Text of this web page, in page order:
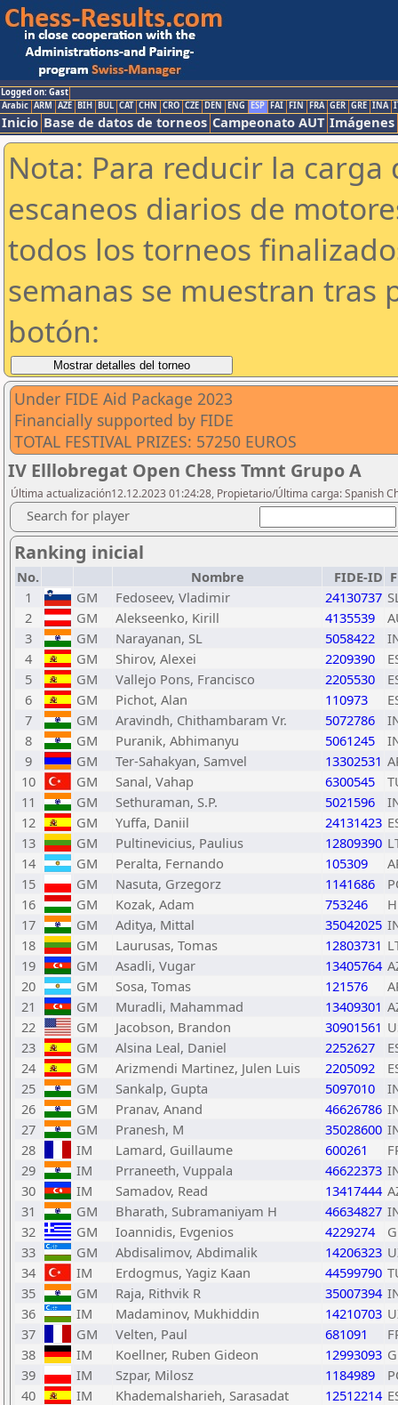
Logged on: Gast
Arabic ARM AZE BIH BUL CAT CHN CRO CZE DEN ENG ESP FAI FIN FRA GER GRE INA
Inicio Base de datos de torneos Campeonato AUT Imágenes
Nota: Para reducir la
escaneos diarios de
todos los torneos
semanas se muestran tras
botón:
Under FIDE Aid Package 2023
Financially supported by FIDE
TOTAL FESTIVAL PRIZES: 57250 EUROS
IV Elllobregat Open Chess Tmnt Grupo A
Última actualización12.12.2023 01:24:28, Propietario/Última carga: Spanish
Search for player
Ranking inicial
No. Nombre FIDE-ID
1
GM Fedoseev, Vladimir 24130737
2
GM Alekseenko, Kirill 4135539
3
GM Narayanan, SL 5058422
4
GM Shirov, Alexei 2209390
5
GM Vallejo Pons, Francisco 2205530
6
GM Pichot, Alan 110973
7
GM Aravindh, Chithambaram Vr. 5072786
8
GM Puranik, Abhimanyu 5061245
9
GM Ter-Sahakyan, Samvel 13302531
10
GM Sanal, Vahap 6300545
11
GM Sethuraman, S.P. 5021596
12
GM Yuffa, Daniil 24131423
13
GM Pultinevicius, Paulius 12809390
14
GM Peralta, Fernando 105309
15
GM Nasuta, Grzegorz 1141686
16
GM Kozak, Adam 753246
17
GM Aditya, Mittal 35042025
18
GM Laurusas, Tomas 12803731
19
GM Asadli, Vugar 13405764
20
GM Sosa, Tomas 121576
21
GM Muradli, Mahammad 13409301
22
GM Jacobson, Brandon 30901561
23
GM Alsina Leal, Daniel 2252627
24
GM Arizmendi Martinez, Julen Luis 2205092
25
GM Sankalp, Gupta 5097010
26
GM Pranav, Anand 46626786
27
GM Pranesh, M 35028600
28
IM Lamard, Guillaume 600261
29
IM Prraneeth, Vuppala 46622373
30
IM Samadov, Read 13417444
31
GM Bharath, Subramaniyam H 46634827
32
GM Ioannidis, Evgenios 4229274
33
GM Abdisalimov, Abdimalik 14206323
34
IM Erdogmus, Yagiz Kaan 44599790
35
GM Raja, Rithvik R 35007394
36
IM Madaminov, Mukhiddin 14210703
37
GM Velten, Paul 681091
38
IM Koellner, Ruben Gideon 12993093
39
IM Szpar, Milosz 1184989
40
IM Khademalsharieh, Sarasadat 12512214